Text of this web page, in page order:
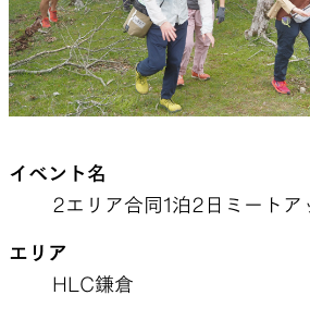
JACKETS
風や雨、寒さを防ぐシェル
ALL WEATHER
イベント名
2エリア合同1泊2日ミートア
エリア
HLC鎌倉